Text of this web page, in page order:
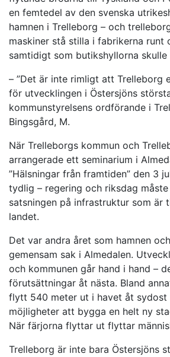
en femtedel av den svenska
hamnen i Trelleborg – och
maskiner stå stilla i fabrikerna runt
samtidigt som butikshyllorna skulle
– ”Det är inte rimligt att Trelleborg
för utvecklingen i Östersjöns
kommunstyrelsens ordförande i
Bingsgård, M.
När Trelleborgs kommun och
arrangerade ett seminarium i
”Hälsningar från framtiden” den 3
tydlig – regering och riksdag
satsningen på infrastruktur som är
landet.
Det var andra året som hamnen
gemensam sak i Almedalen.
och kommunen går hand i hand –
förutsättningar åt nästa. Bland
flytt 540 meter ut i havet åt sydost
möjligheter att bygga en helt ny
När färjorna flyttar ut flyttar
Trelleborg är inte bara Östersjöns